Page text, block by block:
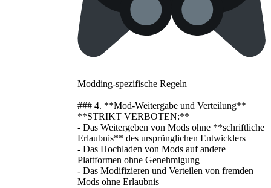
Modding-spezifische Regeln
### 4. **Mod-Weitergabe und Verteilung**
**STRIKT VERBOTEN:**
- Das Weitergeben von Mods ohne **schriftliche
Erlaubnis** des ursprünglichen Entwicklers
- Das Hochladen von Mods auf andere
Plattformen ohne Genehmigung
- Das Modifizieren und Verteilen von fremden
Mods ohne Erlaubnis